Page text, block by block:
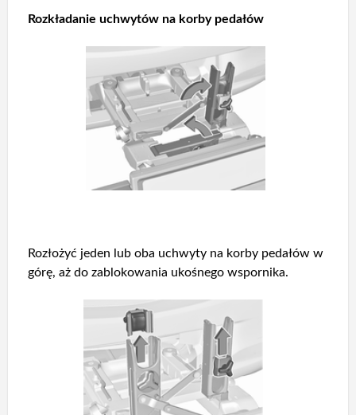
Rozkładanie uchwytów na korby pedałów
Rozłożyć jeden lub oba uchwyty na korby pedałów w
górę, aż do zablokowania ukośnego wspornika.